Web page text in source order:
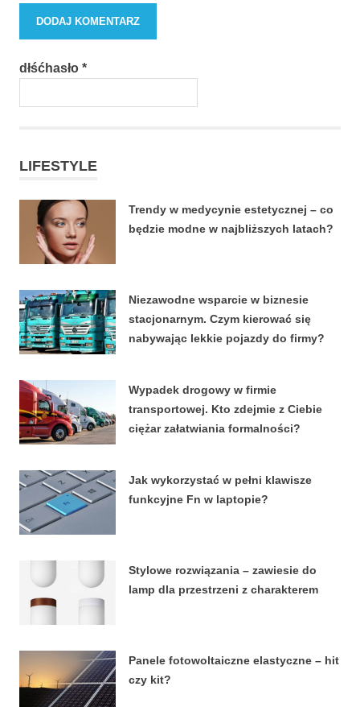
dłśćhasło *
LIFESTYLE
Trendy w medycynie estetycznej – co
będzie modne w najbliższych latach?
Niezawodne wsparcie w biznesie
stacjonarnym. Czym kierować się
nabywając lekkie pojazdy do firmy?
Wypadek drogowy w firmie
transportowej. Kto zdejmie z Ciebie
ciężar załatwiania formalności?
Jak wykorzystać w pełni klawisze
funkcyjne Fn w laptopie?
Stylowe rozwiązania – zawiesie do
lamp dla przestrzeni z charakterem
Panele fotowoltaiczne elastyczne – hit
czy kit?